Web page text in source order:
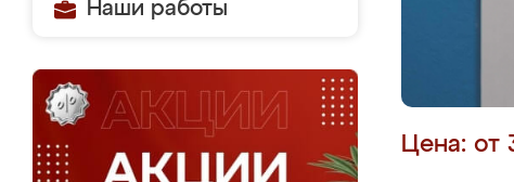
Наши работы
Цена: от